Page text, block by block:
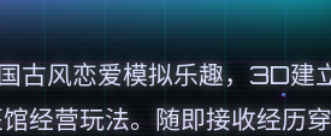
古风恋爱模拟乐趣，3D建
经营玩法。随即接收经历